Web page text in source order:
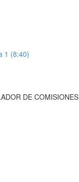
1 (8:40)
DE COMISIONES